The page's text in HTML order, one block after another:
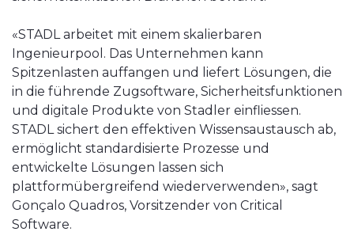
«STADL arbeitet mit einem skalierbaren
Ingenieurpool. Das Unternehmen kann
Spitzenlasten auffangen und liefert Lösungen, die
in die führende Zugsoftware, Sicherheitsfunktionen
und digitale Produkte von Stadler einfliessen.
STADL sichert den effektiven Wissensaustausch ab,
ermöglicht standardisierte Prozesse und
entwickelte Lösungen lassen sich
plattformübergreifend wiederverwenden», sagt
Gonçalo Quadros, Vorsitzender von Critical
Software.